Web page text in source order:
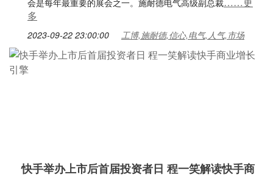
会是每年最重要的展会之一。施耐德电气高级副总裁
多
2023-09-22 23:00:00 工博,施耐德,信心,电气,人气,市场
快手举办上市后首届投资者日 程一笑解读快手商